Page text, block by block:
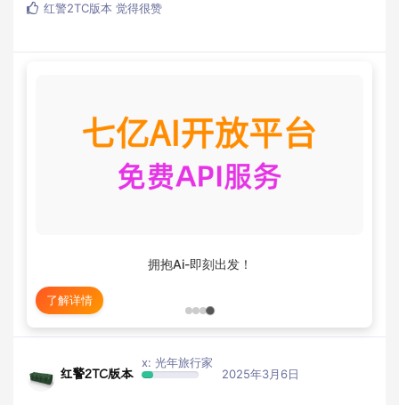
红警2TC版本 觉得很赞
拥抱Ai-即刻出发！
了解详情
红警2TC版本
x: 光年旅行家
2025年3月6日